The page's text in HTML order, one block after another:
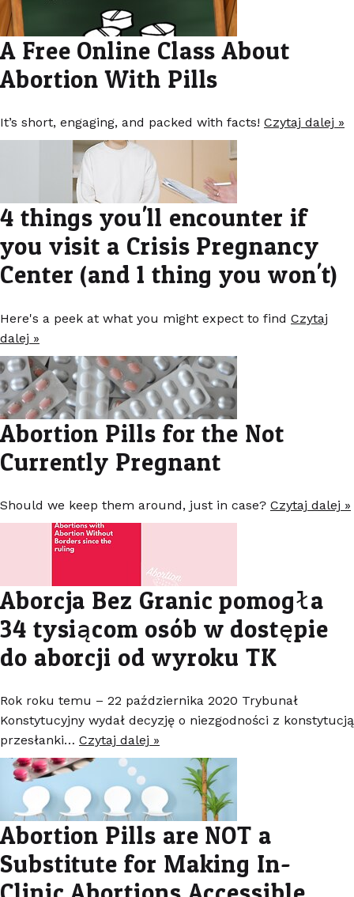
A Free Online Class About
Abortion With Pills
It’s short, engaging, and packed with facts! Czytaj dalej »
4 things you'll encounter if
you visit a Crisis Pregnancy
Center (and 1 thing you won't)
Here's a peek at what you might expect to find Czytaj
dalej »
Abortion Pills for the Not
Currently Pregnant
Should we keep them around, just in case? Czytaj dalej »
Aborcja Bez Granic pomogła
34 tysiącom osób w dostępie
do aborcji od wyroku TK
Rok roku temu – 22 października 2020 Trybunał
Konstytucyjny wydał decyzję o niezgodności z konstytucją
przesłanki… Czytaj dalej »
Abortion Pills are NOT a
Substitute for Making In-